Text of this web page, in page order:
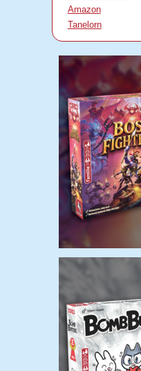
Amazon
Tanelorn